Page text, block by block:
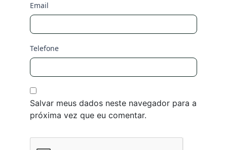
Email
Telefone
Salvar meus dados neste navegador para a
próxima vez que eu comentar.